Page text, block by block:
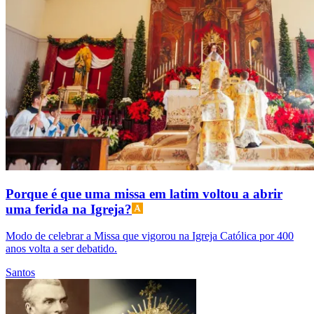
Porque é que uma missa em latim voltou a abrir
uma ferida na Igreja?
Modo de celebrar a Missa que vigorou na Igreja Católica por 400
anos volta a ser debatido.
Santos